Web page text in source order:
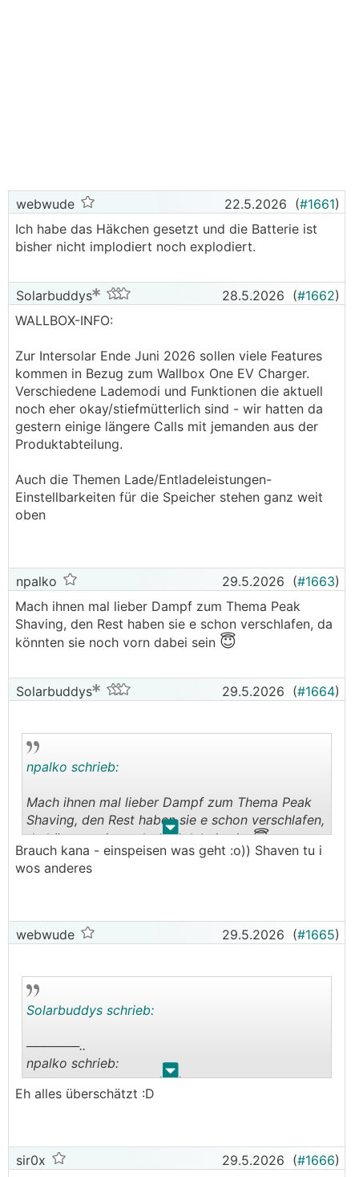
- Die neuen Wallbox haben wir heute ausgepackt -
Solaredge/KEBA - wir sind gespannt wie die
Software ist :o) - ZEIT oh du liebe ZEIT zum Testen
bei den Anlagen
webwude 22.5.2026 (#1661)
Ich habe das Häkchen gesetzt und die Batterie ist
bisher nicht implodiert noch explodiert.
Solarbuddys 28.5.2026 (#1662)
WALLBOX-INFO:
Zur Intersolar Ende Juni 2026 sollen viele Features
kommen in Bezug zum Wallbox One EV Charger.
Verschiedene Lademodi und Funktionen die aktuell
noch eher okay/stiefmütterlich sind - wir hatten da
gestern einige längere Calls mit jemanden aus der
Produktabteilung.
Auch die Themen Lade/Entladeleistungen-
Einstellbarkeiten für die Speicher stehen ganz weit
oben
npalko 29.5.2026 (#1663)
Mach ihnen mal lieber Dampf zum Thema Peak
Shaving, den Rest haben sie e schon verschlafen, da
könnten sie noch vorn dabei sein 😇
Solarbuddys 29.5.2026 (#1664)
. .
npalko schrieb:
Mach ihnen mal lieber Dampf zum Thema Peak
Shaving, den Rest haben sie e schon verschlafen,
da könnten sie noch vorn dabei sein😇
Brauch kana - einspeisen was geht :o)) Shaven tu i
wos anderes
webwude 29.5.2026 (#1665)
. .
Solarbuddys schrieb:
──────..
npalko schrieb:
Mach ihnen mal lieber Dampf zum Thema Peak
───────────────
Eh alles überschätzt :D
sir0x 29.5.2026 (#1666)